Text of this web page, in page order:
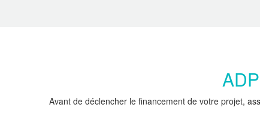
Avant de déclencher le financement de votre projet,